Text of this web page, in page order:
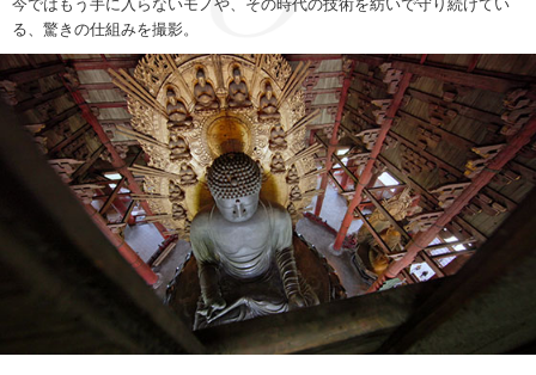
今ではもう手に入らないモノや、その時代の技術を紡いで守り続けてい
る、驚きの仕組みを撮影。